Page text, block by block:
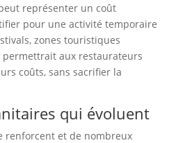
représenter un coût
pour une activité temporaire
zones touristiques
permettrait aux restaurateurs
coûts, sans sacrifier la
qui évoluent
renforcent et de nombreux